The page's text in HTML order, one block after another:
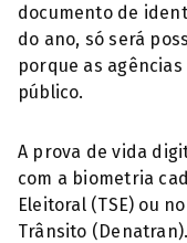
documento de
do ano, só será
porque as
público.
A prova de vida
com a biometria
Eleitoral (TSE) ou
Trânsito